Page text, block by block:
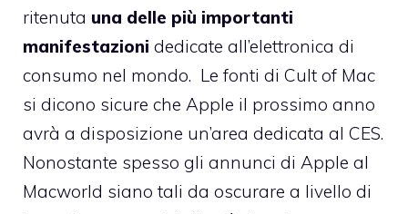
ritenuta una delle più importanti
manifestazioni dedicate all’elettronica di
consumo nel mondo. Le fonti di Cult of Mac
si dicono sicure che Apple il prossimo anno
avrà a disposizione un’area dedicata al CES.
Nonostante spesso gli annunci di Apple al
Macworld siano tali da oscurare a livello di